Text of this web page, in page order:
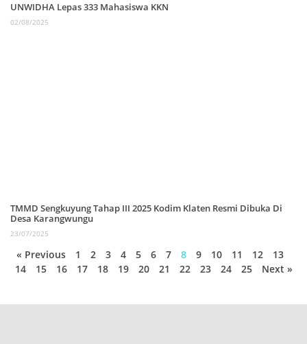
UNWIDHA Lepas 333 Mahasiswa KKN
02/08/2025
TMMD Sengkuyung Tahap III 2025 Kodim Klaten Resmi Dibuka Di
Desa Karangwungu
23/07/2025
« Previous 1 2 3 4 5 6 7 8 9 10 11 12
13
14
15 16 17 18 19 20 21 22 23 24 25 Next »